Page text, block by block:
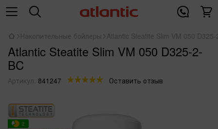
Накопительные бойлеры Atlantic Steatitе Slim VM 050 D325-
Atlantic Steatitе Slim VM 050 D325-2-
BC
Артикул: 841247 Оставить отзыв
2